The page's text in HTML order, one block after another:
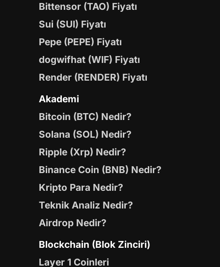
Bittensor (TAO) Fiyatı
Sui (SUI) Fiyatı
Pepe (PEPE) Fiyatı
dogwifhat (WIF) Fiyatı
Render (RENDER) Fiyatı
Akademi
Bitcoin (BTC) Nedir?
Solana (SOL) Nedir?
Ripple (Xrp) Nedir?
Binance Coin (BNB) Nedir?
Kripto Para Nedir?
Teknik Analiz Nedir?
Airdrop Nedir?
Blockchain (Blok Zinciri)
Layer 1 Coinleri